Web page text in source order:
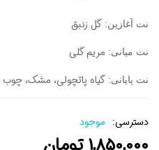
نت آغازین: گل زنبق
نت میانی: مریم گلی
نت پایانی: گیاه پاتچولی، مشک،
دسترسی: موجود